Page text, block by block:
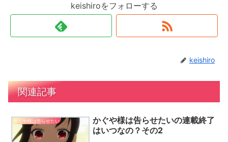
keishiroをフォローする
keishiro
関連記事
かぐや様は告らせたい
かぐや様は告らせたいの連載終了
はいつなの？その2